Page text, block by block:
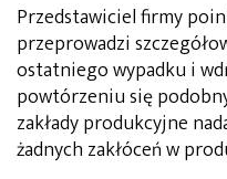
Przedstawiciel firmy
przeprowadzi
ostatniego wypadku i
powtórzeniu się
zakłady produkcyjne
żadnych zakłóceń w